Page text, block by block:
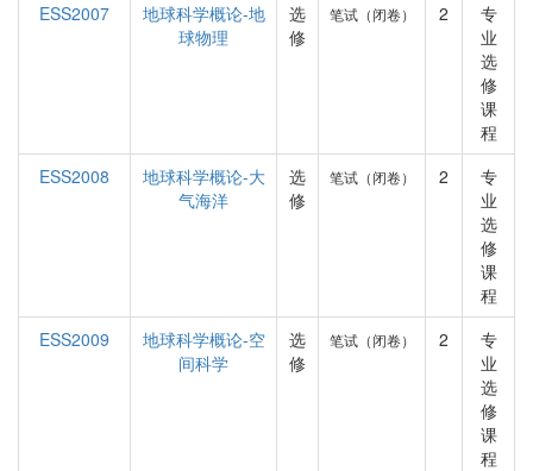
ESS2007
地球科学概论-地
球物理
选
修
笔试（闭卷） 2
专
业
选
修
课
程
ESS2008
地球科学概论-大
气海洋
选
修
笔试（闭卷） 2
专
业
选
修
课
程
ESS2009
地球科学概论-空
间科学
选
修
笔试（闭卷） 2
专
业
选
修
课
程